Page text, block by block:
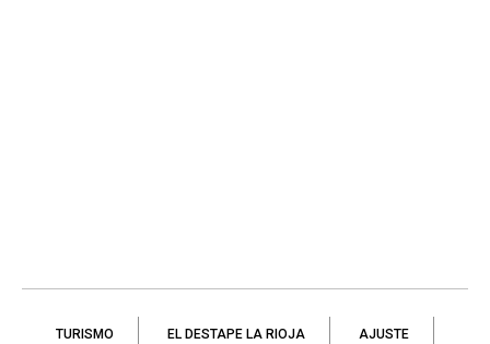
TURISMO EL DESTAPE LA RIOJA AJUSTE